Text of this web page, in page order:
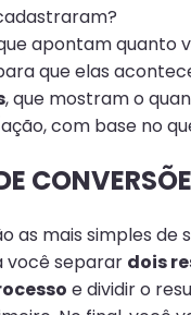
apontam quanto
que elas
, que mostram o
com base no
as mais simples de
você separar dois
e dividir o